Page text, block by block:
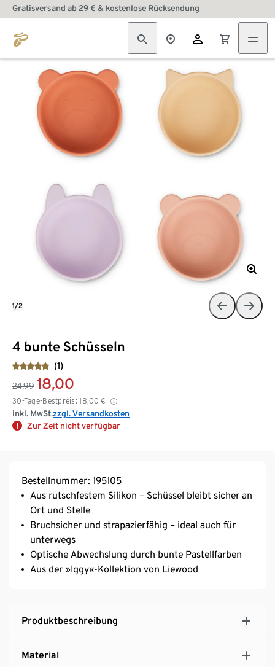
Gratisversand ab 29 € & kostenlose Rücksendung
4 bunte Schüsseln
(1)
24,99 18,00
30-Tage-Bestpreis: 18,00 €
inkl. MwSt.zzgl. Versandkosten
Zur Zeit nicht verfügbar
1/2
Bestellnummer: 195105
Aus rutschfestem Silikon – Schüssel bleibt sicher an
Ort und Stelle
Bruchsicher und strapazierfähig – ideal auch für
unterwegs
Optische Abwechslung durch bunte Pastellfarben
Aus der »Iggy«-Kollektion von Liewood
Produktbeschreibung
Material